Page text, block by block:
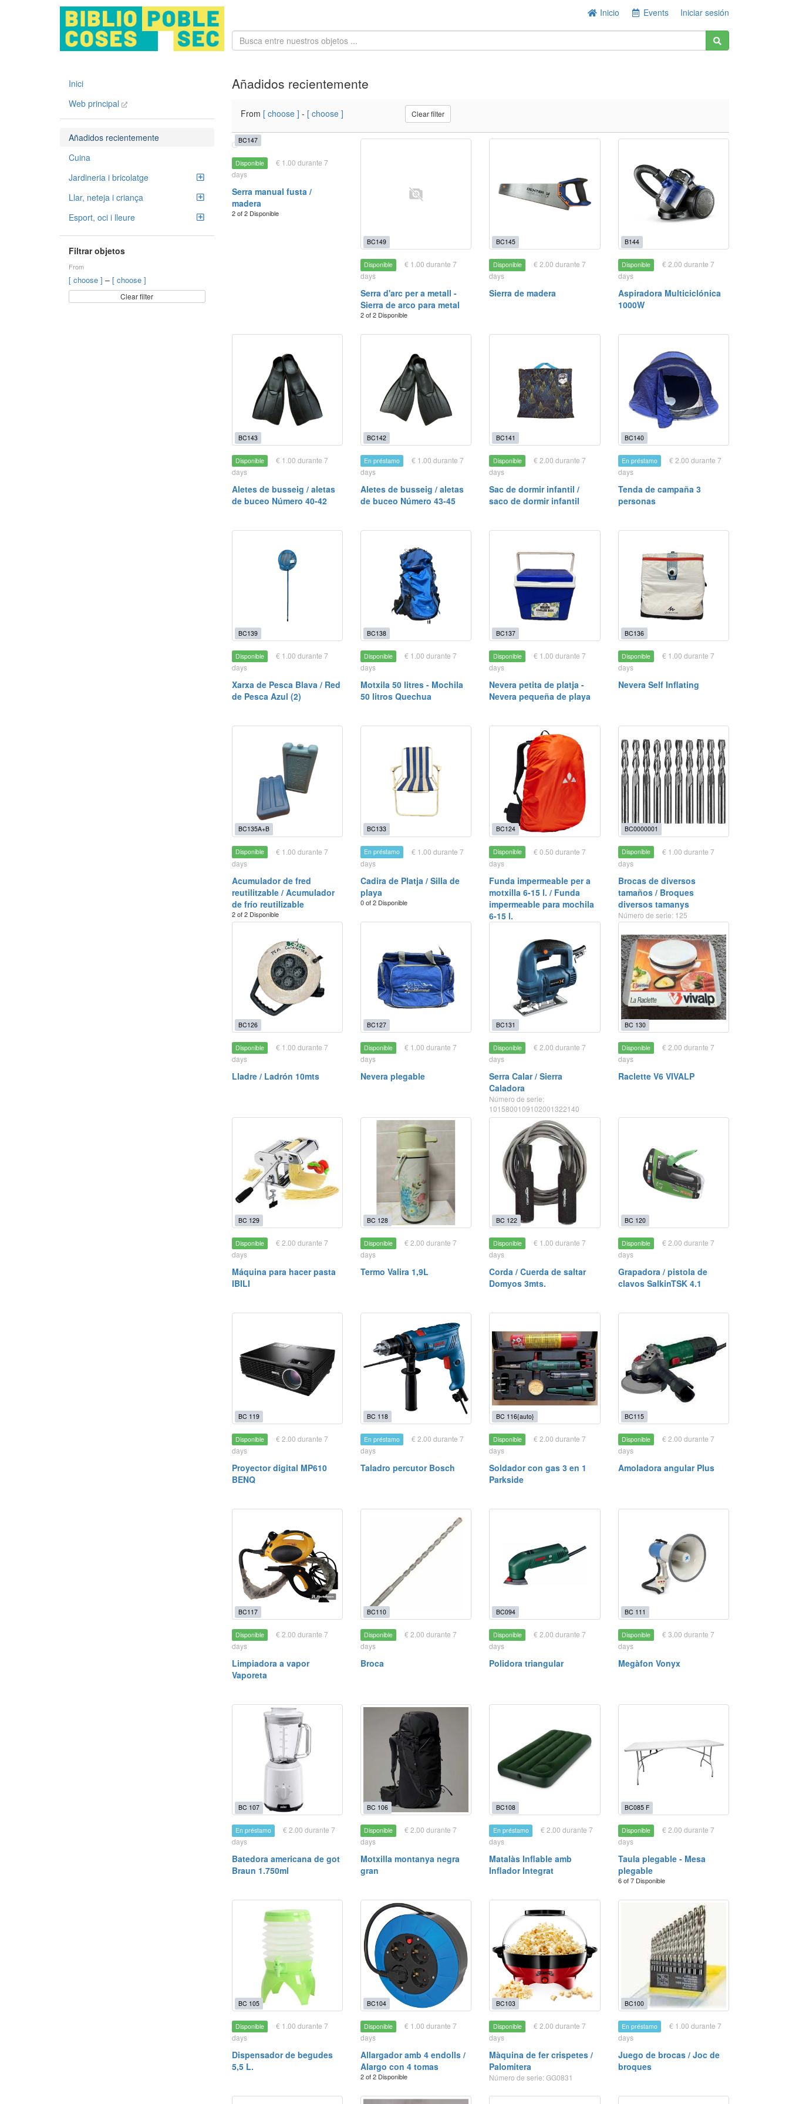
Inicio Events Iniciar sesión
Inici
Web principal
Añadidos recientemente
Cuina
Jardineria i bricolatge
Llar, neteja i criança
Esport, oci i lleure
Filtrar objetos
From
[ choose ] – [ choose ]
Clear filter
Añadidos recientemente
From [ choose ] - [ choose ] Clear filter
BC147
Disponible
€ 1.00 durante 7
days
Serra manual fusta /
madera
2 of 2 Disponible
BC149
Disponible
€ 1.00 durante 7
days
Serra d'arc per a metall -
Sierra de arco para metal
2 of 2 Disponible
BC145
Disponible
€ 2.00 durante 7
days
Sierra de madera
B144
Disponible
€ 2.00 durante 7
days
Aspiradora Multiciclónica
1000W
BC143
Disponible
€ 1.00 durante 7
days
Aletes de busseig / aletas
de buceo Número 40-42
BC142
En préstamo
€ 1.00 durante 7
days
Aletes de busseig / aletas
de buceo Número 43-45
BC141
Disponible
€ 2.00 durante 7
days
Sac de dormir infantil /
saco de dormir infantil
BC140
En préstamo
€ 2.00 durante 7
days
Tenda de campaña 3
personas
BC139
Disponible
€ 1.00 durante 7
days
Xarxa de Pesca Blava / Red
de Pesca Azul (2)
BC138
Disponible
€ 1.00 durante 7
days
Motxila 50 litres - Mochila
50 litros Quechua
BC137
Disponible
€ 1.00 durante 7
days
Nevera petita de platja -
Nevera pequeña de playa
BC136
Disponible
€ 1.00 durante 7
days
Nevera Self Inflating
BC135A+B
Disponible
€ 1.00 durante 7
days
Acumulador de fred
reutilitzable / Acumulador
de frío reutilizable
2 of 2 Disponible
BC133
En préstamo
€ 1.00 durante 7
days
Cadira de Platja / Silla de
playa
0 of 2 Disponible
BC124
Disponible
€ 0.50 durante 7
days
Funda impermeable per a
motxilla 6-15 l. / Funda
impermeable para mochila
6-15 l.
BC0000001
Disponible
€ 1.00 durante 7
days
Brocas de diversos
tamaños / Broques
diversos tamanys
Número de serie: 125
BC126
Disponible
€ 1.00 durante 7
days
Lladre / Ladrón 10mts
BC127
Disponible
€ 1.00 durante 7
days
Nevera plegable
BC131
Disponible
€ 2.00 durante 7
days
Serra Calar / Sierra
Caladora
Número de serie:
1015800109102001322140
BC 130
Disponible
€ 2.00 durante 7
days
Raclette V6 VIVALP
BC 129
Disponible
€ 2.00 durante 7
days
Máquina para hacer pasta
IBILI
BC 128
Disponible
€ 2.00 durante 7
days
Termo Valira 1,9L
BC 122
Disponible
€ 1.00 durante 7
days
Corda / Cuerda de saltar
Domyos 3mts.
BC 120
Disponible
€ 2.00 durante 7
days
Grapadora / pistola de
clavos SalkinTSK 4.1
BC 119
Disponible
€ 2.00 durante 7
days
Proyector digital MP610
BENQ
BC 118
En préstamo
€ 2.00 durante 7
days
Taladro percutor Bosch
BC 116{auto}
Disponible
€ 2.00 durante 7
days
Soldador con gas 3 en 1
Parkside
BC115
Disponible
€ 2.00 durante 7
days
Amoladora angular Plus
BC117
Disponible
€ 2.00 durante 7
days
Limpiadora a vapor
Vaporeta
BC110
Disponible
€ 2.00 durante 7
days
Broca
BC094
Disponible
€ 2.00 durante 7
days
Polidora triangular
BC 111
Disponible
€ 3.00 durante 7
days
Megàfon Vonyx
BC 107
En préstamo
€ 2.00 durante 7
days
Batedora americana de got
Braun 1.750ml
BC 106
Disponible
€ 2.00 durante 7
days
Motxilla montanya negra
gran
BC108
En préstamo
€ 2.00 durante 7
days
Matalàs Inflable amb
Inflador Integrat
BC085 F
Disponible
€ 2.00 durante 7
days
Taula plegable - Mesa
plegable
6 of 7 Disponible
BC 105
Disponible
€ 1.00 durante 7
days
Dispensador de begudes
5,5 L.
BC104
Disponible
€ 1.00 durante 7
days
Allargador amb 4 endolls /
Alargo con 4 tomas
2 of 2 Disponible
BC103
Disponible
€ 2.00 durante 7
days
Màquina de fer crispetes /
Palomitera
Número de serie: GG0831
BC100
En préstamo
€ 1.00 durante 7
days
Juego de brocas / Joc de
broques